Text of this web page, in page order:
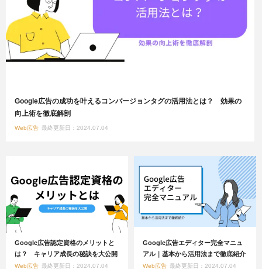
Google広告の成功を叶えるコンバージョンタグの活用法とは？ 効果の
向上術を徹底解剖
Web広告 最終更新日：2024.07.04
​​Google広告認定資格のメリットと
は？ キャリア成長の秘訣を大公開
Web広告 最終更新日：2024.07.04
Google広告エディター完全マニュ
アル｜基本から活用法まで徹底紹介
Web広告 最終更新日：2024.07.04